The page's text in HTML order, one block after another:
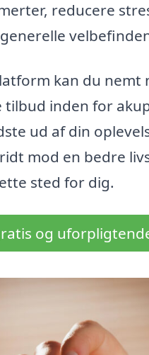
reducere
kan du nemt
tilbud inden for
ud af din
mod en bedre
sted for dig.
og